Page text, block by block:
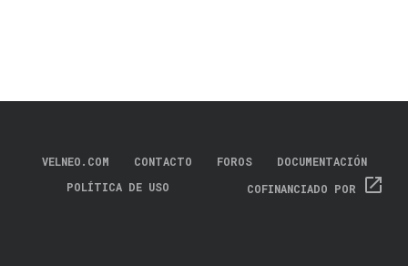
VELNEO.COM CONTACTO FOROS
DOCUMENTACIÓN
POLÍTICA DE USO
COFINANCIADO POR open_in_new